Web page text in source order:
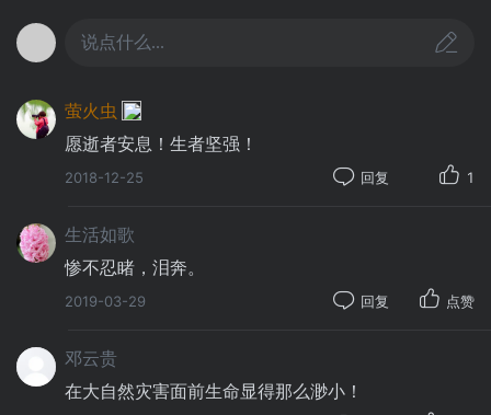
这个是标出的单位及大楼的坐标。
说点什么...
萤火虫
愿逝者安息！生者坚强！
2018-12-25 回复 1
生活如歌
惨不忍睹，泪奔。
2019-03-29 回复 点赞
邓云贵
在大自然灾害面前生命显得那么渺小！